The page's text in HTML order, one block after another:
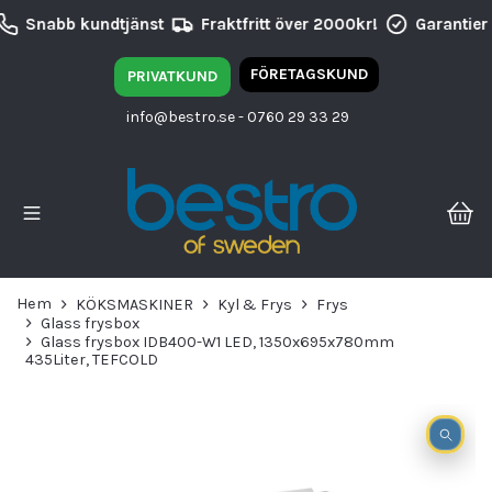
Snabb kundtjänst Fraktfritt över 2000kr! Garantier
PRIVATKUND FÖRETAGSKUND
info@bestro.se- 0760 29 33 29
Hem KÖKSMASKINER Kyl & Frys
Frys
Glass frysbox
Glass frysbox IDB400-W1 LED, 1350x695x780mm
435Liter, TEFCOLD